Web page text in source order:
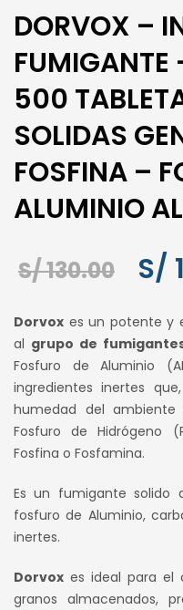
DORVOX –
FUMIGANTE
500
SOLIDAS
FOSFINA –
ALUMINIO
S/130.00
El
era:
S/
S/
Dorvox es un potente y
al grupo de
Fosfuro de Aluminio
ingredientes inertes
humedad del
Fosfuro de Hidrógeno
Fosfina o Fosfamina.
Es un fumigante solido
fosfuro de Aluminio,
inertes.
Dorvox es ideal para el
granos almacenados,